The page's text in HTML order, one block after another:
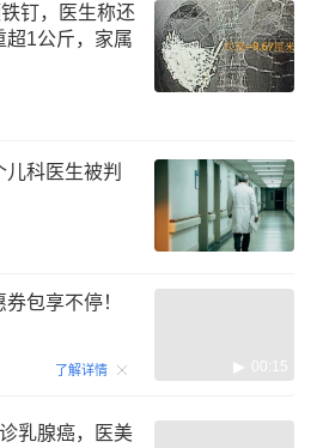
钉，医生称还
超1公斤，家属
科医生被判
包享不停！
了解详情 00:15
乳腺癌，医美